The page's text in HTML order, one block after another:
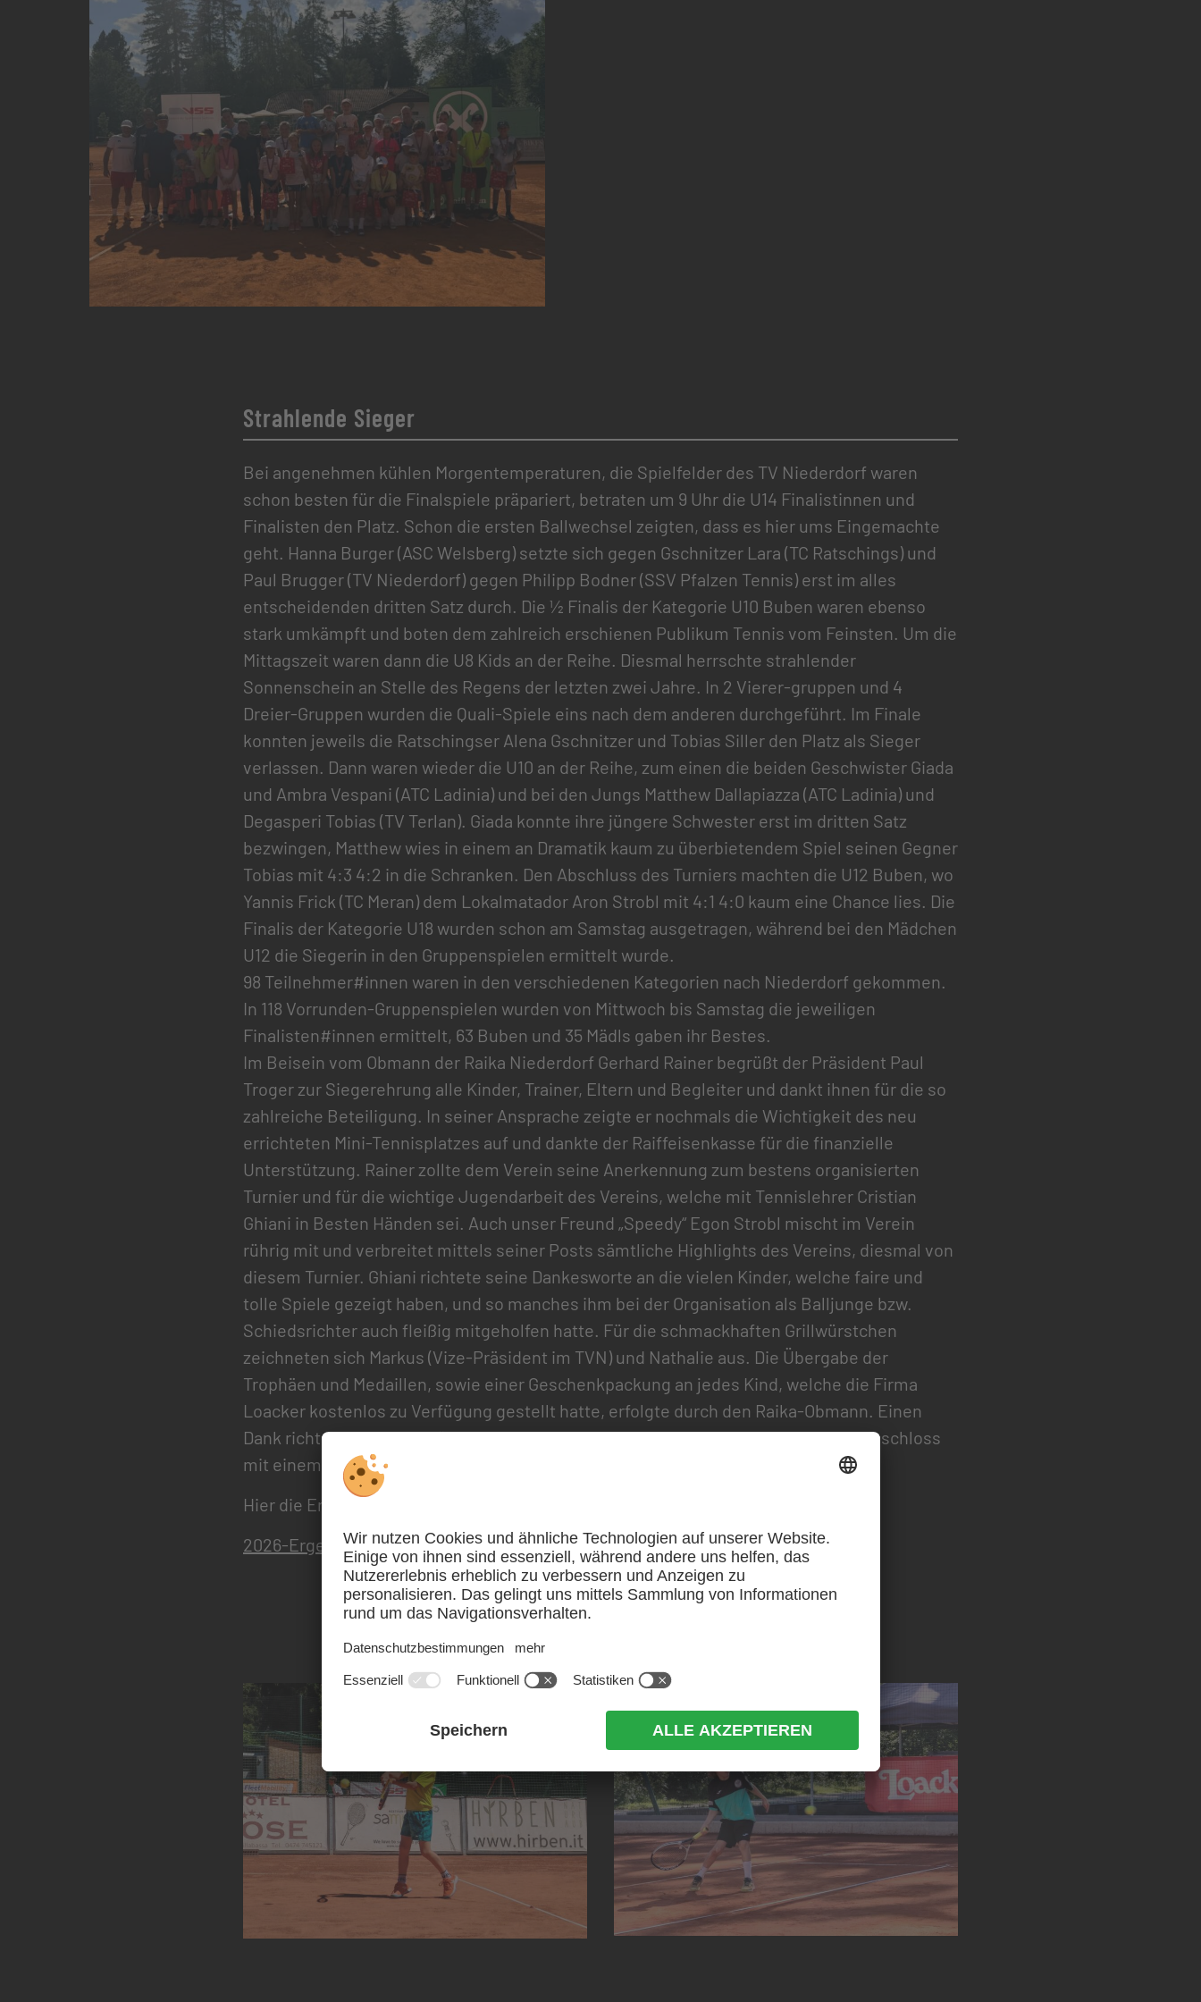
Strahlende Sieger
Bei angenehmen kühlen Morgentemperaturen, die Spielfelder des TV Niederdorf waren
schon besten für die Finalspiele präpariert, betraten um 9 Uhr die U14 Finalistinnen und
Finalisten den Platz. Schon die ersten Ballwechsel zeigten, dass es hier ums Eingemachte
geht. Hanna Burger (ASC Welsberg) setzte sich gegen Gschnitzer Lara (TC Ratschings) und
Paul Brugger (TV Niederdorf) gegen Philipp Bodner (SSV Pfalzen Tennis) erst im alles
entscheidenden dritten Satz durch. Die ½ Finalis der Kategorie U10 Buben waren ebenso
stark umkämpft und boten dem zahlreich erschienen Publikum Tennis vom Feinsten. Um die
Mittagszeit waren dann die U8 Kids an der Reihe. Diesmal herrschte strahlender
Sonnenschein an Stelle des Regens der letzten zwei Jahre. In 2 Vierer-gruppen und 4
Dreier-Gruppen wurden die Quali-Spiele eins nach dem anderen durchgeführt. Im Finale
konnten jeweils die Ratschingser Alena Gschnitzer und Tobias Siller den Platz als Sieger
verlassen. Dann waren wieder die U10 an der Reihe, zum einen die beiden Geschwister Giada
und Ambra Vespani (ATC Ladinia) und bei den Jungs Matthew Dallapiazza (ATC Ladinia) und
Degasperi Tobias (TV Terlan). Giada konnte ihre jüngere Schwester erst im dritten Satz
bezwingen, Matthew wies in einem an Dramatik kaum zu überbietendem Spiel seinen Gegner
Tobias mit 4:3 4:2 in die Schranken. Den Abschluss des Turniers machten die U12 Buben, wo
Yannis Frick (TC Meran) dem Lokalmatador Aron Strobl mit 4:1 4:0 kaum eine Chance lies. Die
Finalis der Kategorie U18 wurden schon am Samstag ausgetragen, während bei den Mädchen
U12 die Siegerin in den Gruppenspielen ermittelt wurde.
98 Teilnehmer#innen waren in den verschiedenen Kategorien nach Niederdorf gekommen.
In 118 Vorrunden-Gruppenspielen wurden von Mittwoch bis Samstag die jeweiligen
Finalisten#innen ermittelt, 63 Buben und 35 Mädls gaben ihr Bestes.
Im Beisein vom Obmann der Raika Niederdorf Gerhard Rainer begrüßt der Präsident Paul
Troger zur Siegerehrung alle Kinder, Trainer, Eltern und Begleiter und dankt ihnen für die so
zahlreiche Beteiligung. In seiner Ansprache zeigte er nochmals die Wichtigkeit des neu
errichteten Mini-Tennisplatzes auf und dankte der Raiffeisenkasse für die finanzielle
Unterstützung. Rainer zollte dem Verein seine Anerkennung zum bestens organisierten
Turnier und für die wichtige Jugendarbeit des Vereins, welche mit Tennislehrer Cristian
Ghiani in Besten Händen sei. Auch unser Freund „Speedy“ Egon Strobl mischt im Verein
rührig mit und verbreitet mittels seiner Posts sämtliche Highlights des Vereins, diesmal von
diesem Turnier. Ghiani richtete seine Dankesworte an die vielen Kinder, welche faire und
tolle Spiele gezeigt haben, und so manches ihm bei der Organisation als Balljunge bzw.
Schiedsrichter auch fleißig mitgeholfen hatte. Für die schmackhaften Grillwürstchen
zeichneten sich Markus (Vize-Präsident im TVN) und Nathalie aus. Die Übergabe der
Trophäen und Medaillen, sowie einer Geschenkpackung an jedes Kind, welche die Firma
Loacker kostenlos zu Verfügung gestellt hatte, erfolgte durch den Raika-Obmann. Einen
Dank richtete der TVN-Präsident an das Team Tennisbar, dem VSS und FITP und beschloss
mit einem Gruppenfoto dieses Promo-GP Turnier.
Hier die Ergebnisse im Detail:
2026-Ergebnisse